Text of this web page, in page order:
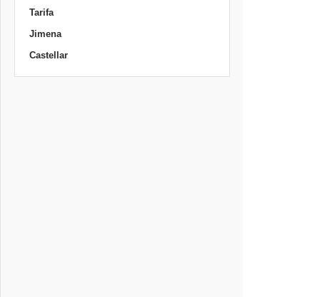
Tarifa
Jimena
Castellar